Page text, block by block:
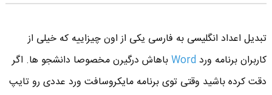
تبدیل اعداد انگلیسی به فارسی یکی از اون چیزاییه که خیلی از
کاربران برنامه وردWordباهاش درگیرن مخصوصا دانشجو ها. اگر
دقت کرده باشید وقتی توی برنامه مایکروسافت ورد عددی رو تایپ